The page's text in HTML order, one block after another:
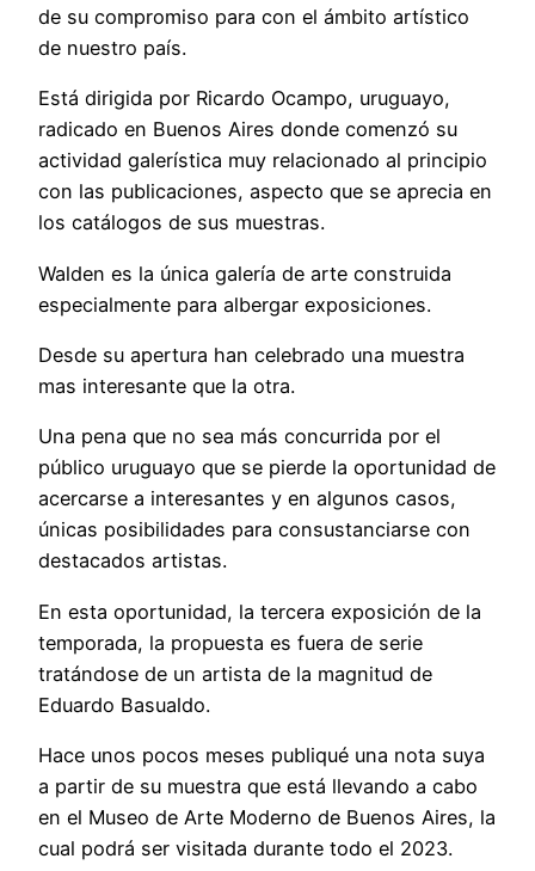
de su compromiso para con el ámbito artístico
de nuestro país.
Está dirigida por Ricardo Ocampo, uruguayo,
radicado en Buenos Aires donde comenzó su
actividad galerística muy relacionado al principio
con las publicaciones, aspecto que se aprecia en
los catálogos de sus muestras.
Walden es la única galería de arte construida
especialmente para albergar exposiciones.
Desde su apertura han celebrado una muestra
mas interesante que la otra.
Una pena que no sea más concurrida por el
público uruguayo que se pierde la oportunidad de
acercarse a interesantes y en algunos casos,
únicas posibilidades para consustanciarse con
destacados artistas.
En esta oportunidad, la tercera exposición de la
temporada, la propuesta es fuera de serie
tratándose de un artista de la magnitud de
Eduardo Basualdo.
Hace unos pocos meses publiqué una nota suya
a partir de su muestra que está llevando a cabo
en el Museo de Arte Moderno de Buenos Aires, la
cual podrá ser visitada durante todo el 2023.